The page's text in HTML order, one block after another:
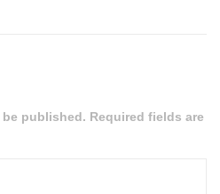
published. Required fields are